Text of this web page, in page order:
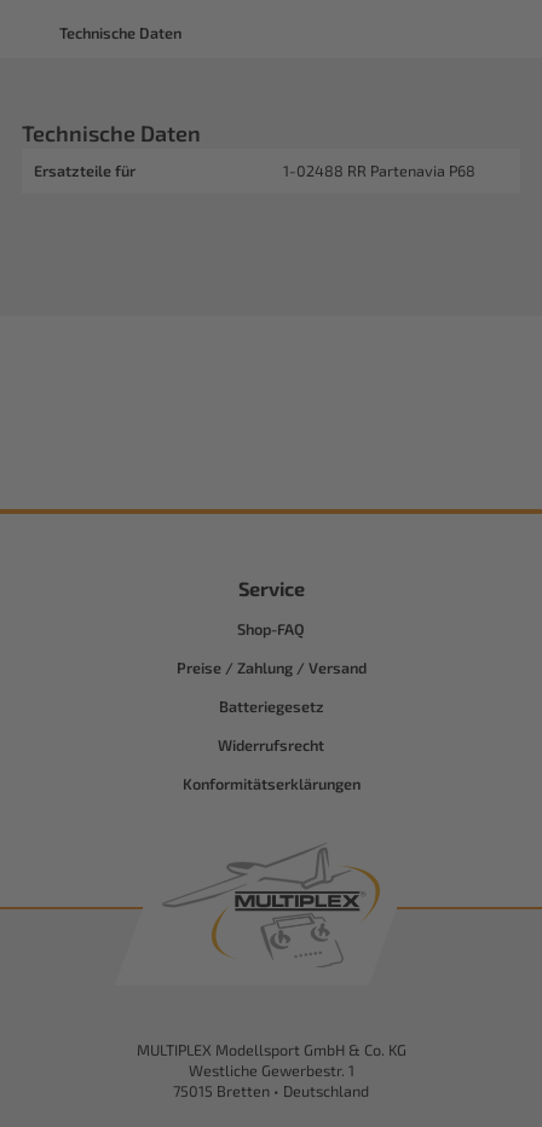
Technische Daten
Technische Daten
Ersatzteile für 1-02488 RR Partenavia P68
Service
Shop-FAQ
Preise / Zahlung / Versand
Batteriegesetz
Widerrufsrecht
Konformitätserklärungen
MULTIPLEX Modellsport GmbH & Co. KG
Westliche Gewerbestr. 1
75015 Bretten • Deutschland